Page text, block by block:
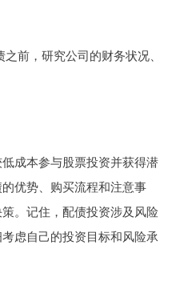
前，研究公司的财务状况、
成本参与股票投资并获得潜
优势、购买流程和注意事
。记住，配债投资涉及风险
虑自己的投资目标和风险承